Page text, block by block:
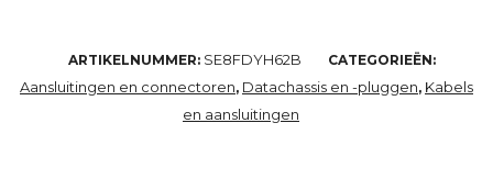
ARTIKELNUMMER: SE8FDYH62B CATEGORIEËN:
Aansluitingen en connectoren, Datachassis en -pluggen, Kabels
en aansluitingen